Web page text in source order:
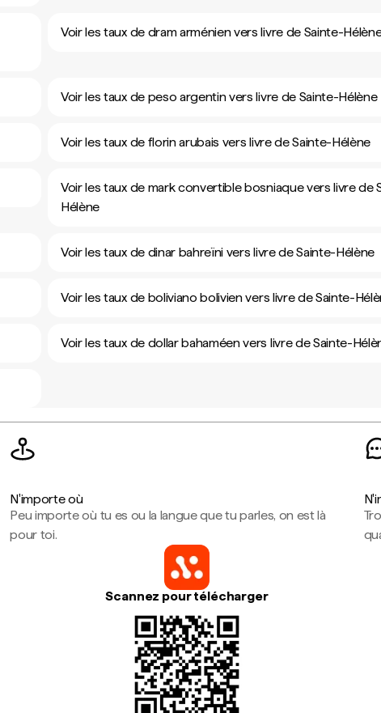
Voir les taux de dram arménien vers livre de Sainte-
Voir les taux de peso argentin vers livre de Sainte-Hélène
Voir les taux de florin arubais vers livre de Sainte-Hélène
Voir les taux de mark convertible bosniaque vers livre de
Hélène
Voir les taux de dinar bahreïni vers livre de Sainte-Hélène
Voir les taux de boliviano bolivien vers livre de Sainte-
Voir les taux de dollar bahaméen vers livre de Sainte-
N'importe où
Peu importe où tu es ou la langue que tu parles, on est là
pour toi.
Scannez pour télécharger